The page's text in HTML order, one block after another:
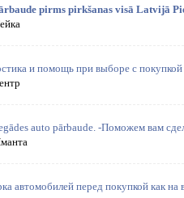
pirms pirkšanas visā Latvijā
и помощь при выборе с
auto pārbaude. -Поможем вам
автомобилей перед покупкой как на